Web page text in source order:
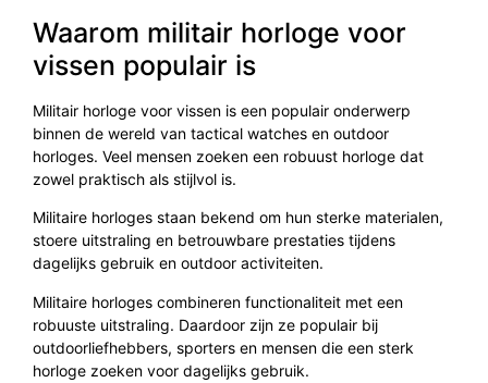
Waarom militair horloge voor
vissen populair is
Militair horloge voor vissen is een populair onderwerp
binnen de wereld van tactical watches en outdoor
horloges. Veel mensen zoeken een robuust horloge dat
zowel praktisch als stijlvol is.
Militaire horloges staan bekend om hun sterke materialen,
stoere uitstraling en betrouwbare prestaties tijdens
dagelijks gebruik en outdoor activiteiten.
Militaire horloges combineren functionaliteit met een
robuuste uitstraling. Daardoor zijn ze populair bij
outdoorliefhebbers, sporters en mensen die een sterk
horloge zoeken voor dagelijks gebruik.